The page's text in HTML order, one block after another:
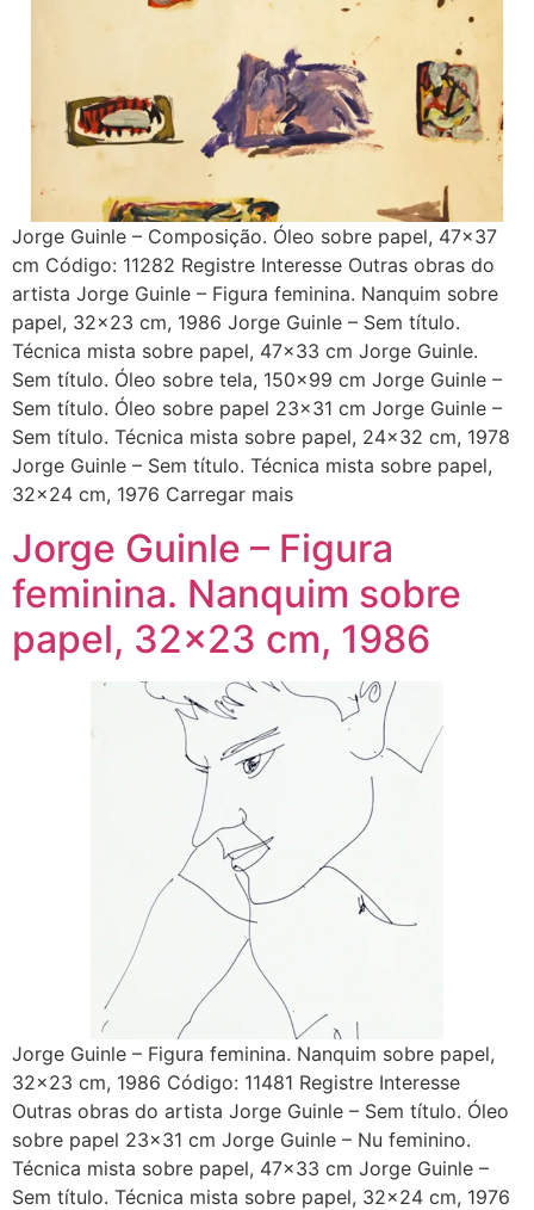
Jorge Guinle – Composição. Óleo sobre papel, 47×37
cm Código: 11282 Registre Interesse Outras obras do
artista Jorge Guinle – Figura feminina. Nanquim sobre
papel, 32×23 cm, 1986 Jorge Guinle – Sem título.
Técnica mista sobre papel, 47×33 cm Jorge Guinle.
Sem título. Óleo sobre tela, 150×99 cm Jorge Guinle –
Sem título. Óleo sobre papel 23×31 cm Jorge Guinle –
Sem título. Técnica mista sobre papel, 24×32 cm, 1978
Jorge Guinle – Sem título. Técnica mista sobre papel,
32×24 cm, 1976 Carregar mais
Jorge Guinle – Figura
feminina. Nanquim sobre
papel, 32×23 cm, 1986
Jorge Guinle – Figura feminina. Nanquim sobre papel,
32×23 cm, 1986 Código: 11481 Registre Interesse
Outras obras do artista Jorge Guinle – Sem título. Óleo
sobre papel 23×31 cm Jorge Guinle – Nu feminino.
Técnica mista sobre papel, 47×33 cm Jorge Guinle –
Sem título. Técnica mista sobre papel, 32×24 cm, 1976